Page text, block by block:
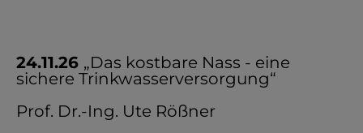
24.11.26 „Das kostbare Nass - eine
sichere Trinkwasserversorgung“
Prof. Dr.-Ing. Ute Rößner